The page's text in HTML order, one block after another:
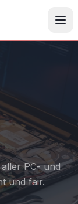
PC- und
und fair.